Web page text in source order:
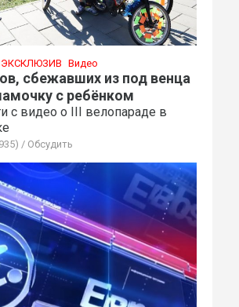
ЭКСКЛЮЗИВ Видео
сбежавших из под венца
с ребёнком
с видео о III велопараде в
/ Обсудить